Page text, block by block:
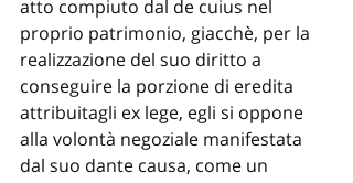
atto compiuto dal de cuius nel
proprio patrimonio, giacchè, per la
realizzazione del suo diritto a
conseguire la porzione di eredita
attribuitagli ex lege, egli si oppone
alla volontà negoziale manifestata
dal suo dante causa, come un